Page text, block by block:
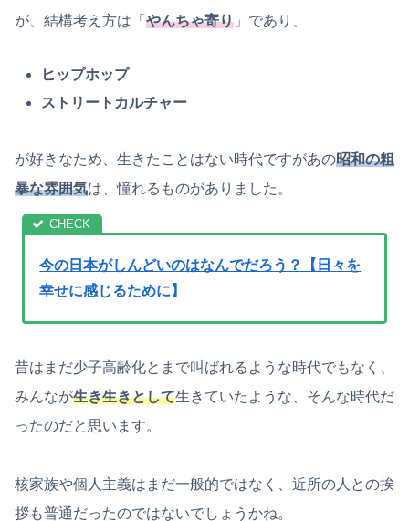
が、結構考え方は「 やんちゃ寄り 」であり、
ヒップホップ
ストリートカルチャー
が好きなため、生きたことはない時代ですがあの昭和の粗
暴な雰囲気は、憧れるものがありました。
今の日本がしんどいのはなんでだろう？【日々を
幸せに感じるために】
昔はまだ少子高齢化とまで叫ばれるような時代でもなく、
みんなが生き生きとして生きていたような、そんな時代だ
ったのだと思います。
核家族や個人主義はまだ一般的ではなく、近所の人との挨
拶も普通だったのではないでしょうかね。